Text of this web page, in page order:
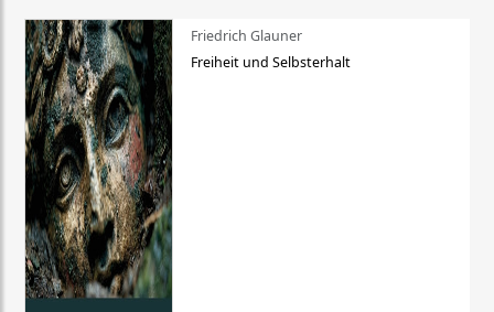
Friedrich Glauner
Freiheit und Selbsterhalt